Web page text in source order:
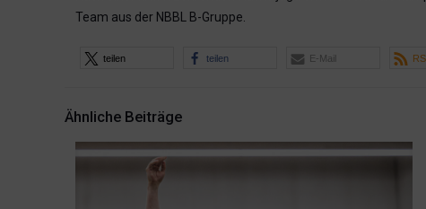
Team aus der NBBL B-Gruppe.
teilen teilen E-Mail
Ähnliche Beiträge